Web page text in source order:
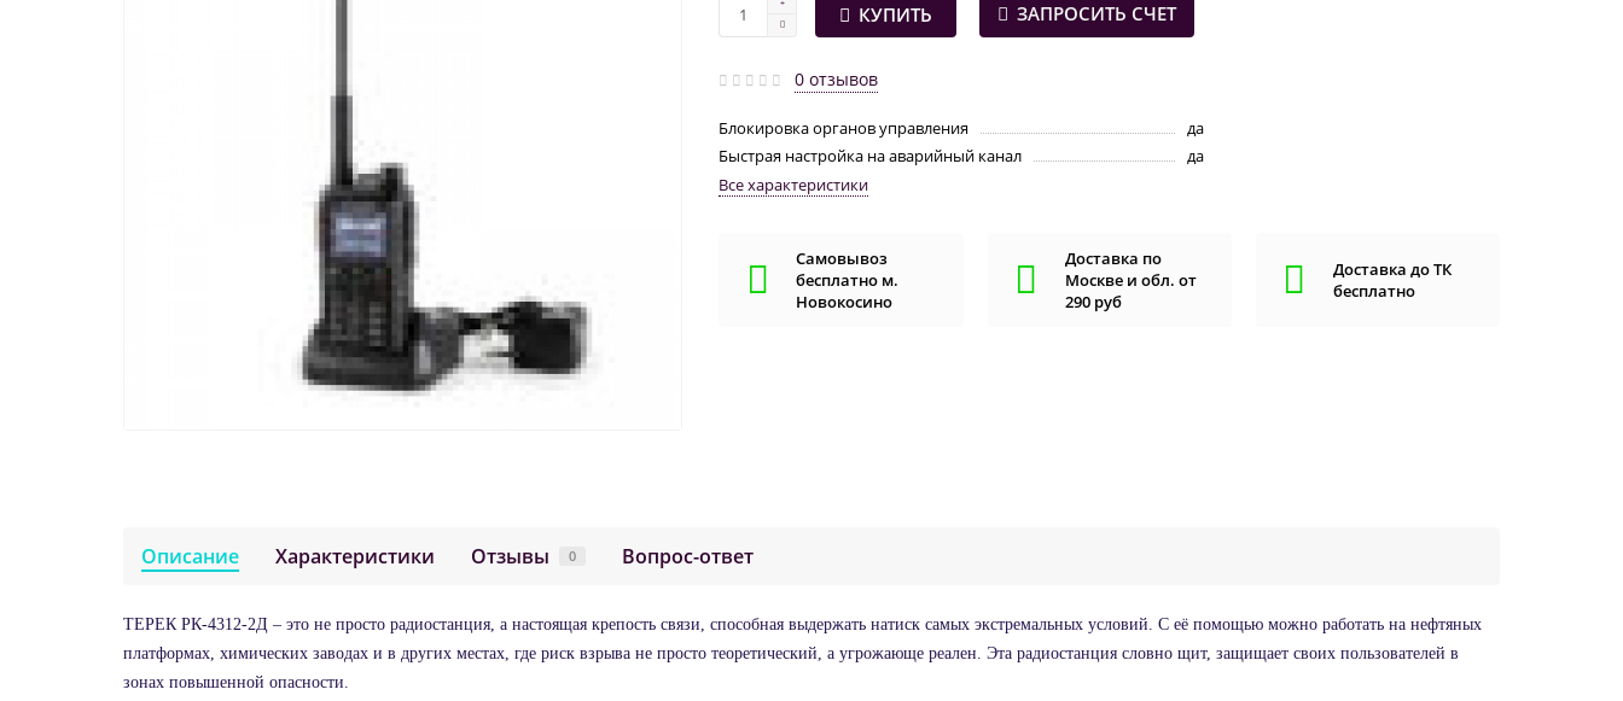
КУПИТЬ ЗАПРОСИТЬ СЧЕТ
0 отзывов
Блокировка органов управления
да
Быстрая настройка на аварийный канал
да
Все характеристики
Самовывоз
бесплатно м.
Новокосино
Доставка по
Москве и обл. от
290 руб
Доставка до ТК
бесплатно
Описание Характеристики Отзывы 0 Вопрос-ответ
ТЕРЕК РК-4312-2Д – это не просто радиостанция, а настоящая крепость связи, способная выдержать натиск самых экстремальных условий. С её помощью можно работать на нефтяных
платформах, химических заводах и в других местах, где риск взрыва не просто теоретический, а угрожающе реален. Эта радиостанция словно щит, защищает своих пользователей в
зонах повышенной опасности.